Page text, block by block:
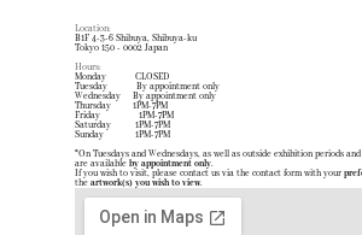
Location:
B1F 4-3-6 Shibuya, Shibuya-ku
Tokyo 150 - 0002 Japan
Hours:
Monday            CLOSED
Tuesday            By appointment only
Wednesday     By appointment only
Thursday         1PM-7PM
Friday                1PM-7PM
Saturday          1PM-7PM
Sunday             1PM-7PM
*On Tuesdays and Wednesdays, as well as outside exhibition periods
are available by appointment only.
If you wish to visit, please contact us via the contact form with your
the artwork(s) you wish to view.